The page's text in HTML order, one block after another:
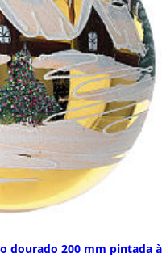
dourado 200 mm pintada à